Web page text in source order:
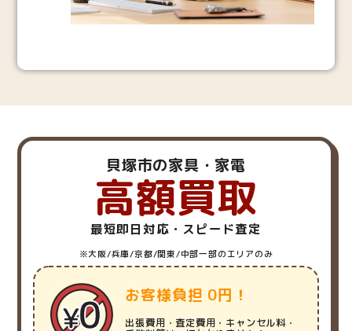
貝塚市の家具・家電
高額買取
最短即日対応・スピード査定
※大阪/兵庫/京都/関東/中部一部のエリアのみ
お客様負担 0円！
出張費用・査定費用・キャンセル料・